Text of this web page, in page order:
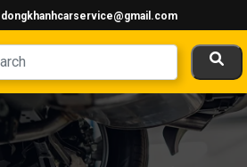
dongkhanhcarservice@gmail.com